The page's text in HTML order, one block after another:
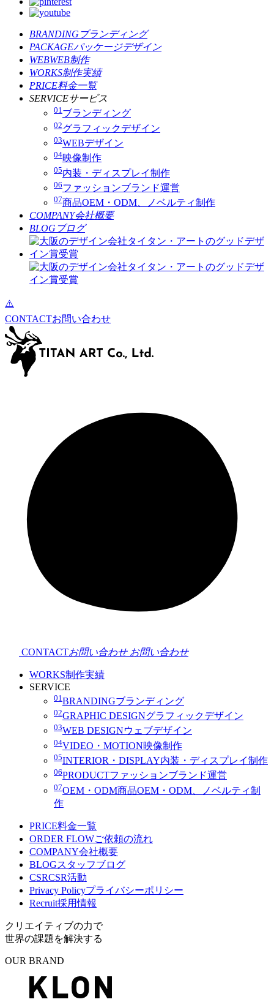
BRANDING ブランディング
PACKAGEパッケージデザイン
WEBWEB制作
WORKS制作実績
PRICE料金一覧
SERVICEサービス
01ブランディング
02グラフィックデザイン
03WEBデザイン
04映像制作
05内装・ディスプレイ制作
06ファッションブランド運営
07商品OEM・ODM、ノベルティ制作
COMPANY会社概要
BLOG ブログ
CONTACTお問い合わせ
CONTACTお問い合わせ お問い合わせ
WORKS制作実績
SERVICE
01 BRANDINGブランディング
02GRAPHIC DESIGNグラフィックデザイン
03WEB DESIGNウェブデザイン
04VIDEO・MOTION映像制作
05INTERIOR・DISPLAY内装・ディスプレイ制作
06PRODUCTファッションブランド運営
07OEM・ODM商品OEM・ODM、ノベルティ制
作
PRICE料金一覧
ORDER FLOWご依頼の流れ
COMPANY会社概要
BLOGスタッフブログ
CSRCSR活動
Privacy Policyプライバシーポリシー
Recruit採用情報
クリエイティブの力で
世界の課題を解決する
OUR BRAND